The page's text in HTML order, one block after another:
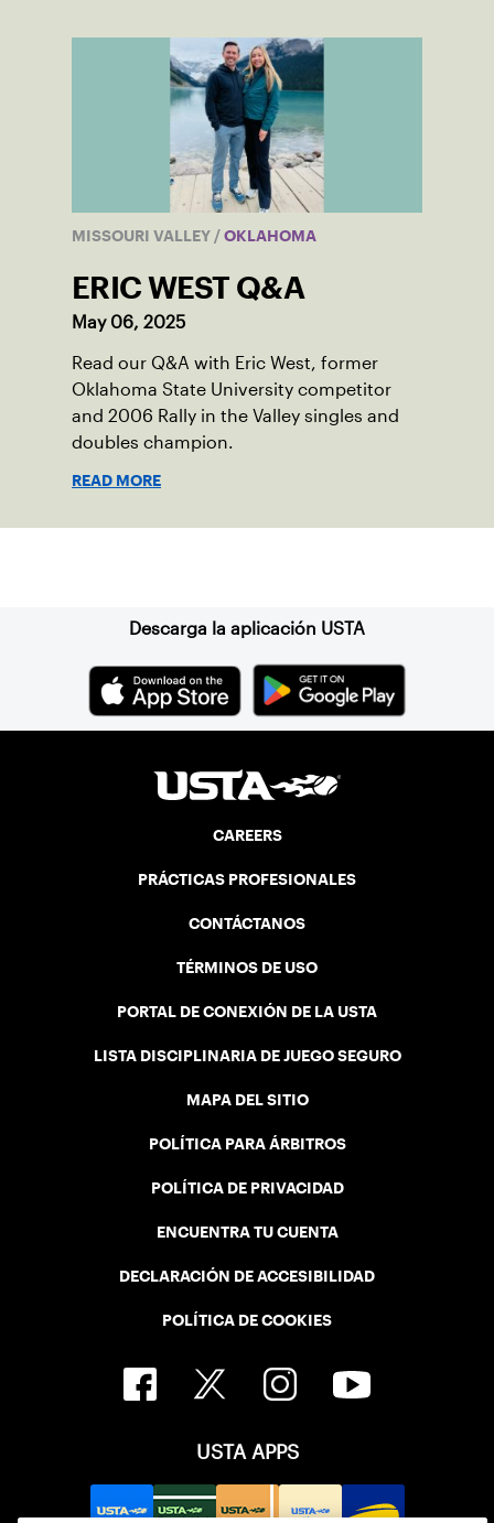
MISSOURI VALLEY / OKLAHOMA
ERIC WEST Q&A
May 06, 2025
Read our Q&A with Eric West, former
Oklahoma State University competitor
and 2006 Rally in the Valley singles and
doubles champion.
READ MORE
Descarga la aplicación USTA
CAREERS
PRÁCTICAS PROFESIONALES
CONTÁCTANOS
TÉRMINOS DE USO
PORTAL DE CONEXIÓN DE LA USTA
LISTA DISCIPLINARIA DE JUEGO SEGURO
MAPA DEL SITIO
POLÍTICA PARA ÁRBITROS
POLÍTICA DE PRIVACIDAD
ENCUENTRA TU CUENTA
DECLARACIÓN DE ACCESIBILIDAD
POLÍTICA DE COOKIES
USTA APPS